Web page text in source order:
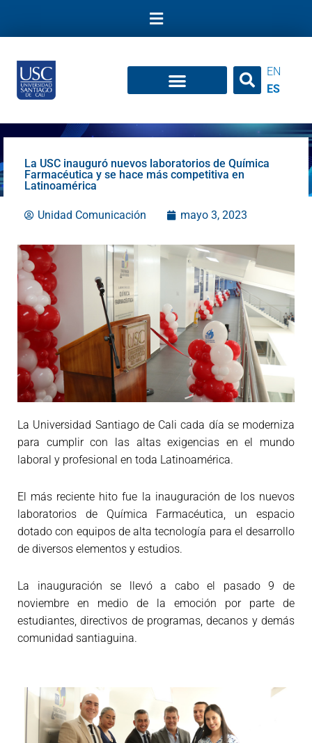
EN
ES
La USC inauguró nuevos laboratorios de Química
Farmacéutica y se hace más competitiva en
Latinoamérica
Unidad Comunicación mayo 3, 2023
La Universidad Santiago de Cali cada día se moderniza
para cumplir con las altas exigencias en el mundo
laboral y profesional en toda Latinoamérica.
El más reciente hito fue la inauguración de los nuevos
laboratorios de Química Farmacéutica, un espacio
dotado con equipos de alta tecnología para el desarrollo
de diversos elementos y estudios.
La inauguración se llevó a cabo el pasado 9 de
noviembre en medio de la emoción por parte de
estudiantes, directivos de programas, decanos y demás
comunidad santiaguina.